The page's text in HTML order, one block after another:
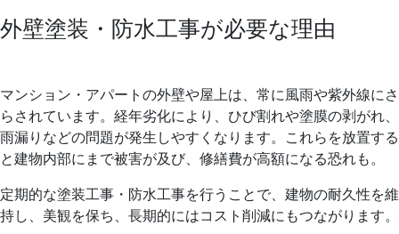
外壁塗装・防水工事が必要な理由
マンション・アパートの外壁や屋上は、常に風雨や紫外線にさ
らされています。経年劣化により、ひび割れや塗膜の剥がれ、
雨漏りなどの問題が発生しやすくなります。これらを放置する
と建物内部にまで被害が及び、修繕費が高額になる恐れも。
定期的な塗装工事・防水工事を行うことで、建物の耐久性を維
持し、美観を保ち、長期的にはコスト削減にもつながります。